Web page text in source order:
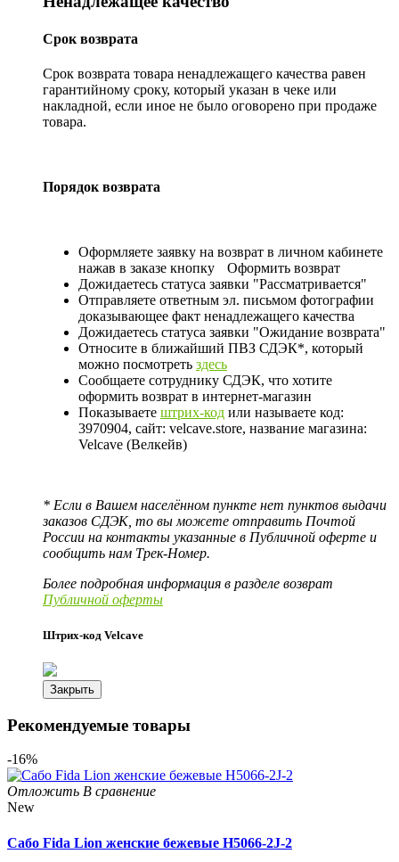
Срок возврата
Срок возврата товара ненадлежащего качества равен
гарантийному сроку, который указан в чеке или
накладной, если иное не было оговорено при продаже
товара.
Порядок возврата
Оформляете заявку на возврат в личном кабинете
нажав в заказе кнопку
Оформить возврат
Дожидаетесь статуса заявки "Рассматривается"
Отправляете ответным эл. письмом фотографии
доказывающее факт ненадлежащего качества
Дожидаетесь статуса заявки "Ожидание возврата"
Относите в ближайший ПВЗ СДЭК*, который
можно посмотреть здесь
Сообщаете сотруднику СДЭК, что хотите
оформить возврат в интернет-магазин
Показываете штрих-код или называете код:
3970904, сайт: velcave.store, название магазина:
Velcave (Велкейв)
* Если в Вашем населённом пункте нет пунктов выдачи
заказов СДЭК, то вы можете отправить Почтой
России на контакты указанные в Публичной оферте и
сообщить нам Трек-Номер.
Более подробная информация в разделе возврат
Публичной оферты
Штрих-код Velcave
Закрыть
Рекомендуемые товары
-16%
Отложить В сравнение
New
Сабо Fida Lion женские бежевые H5066-2J-2